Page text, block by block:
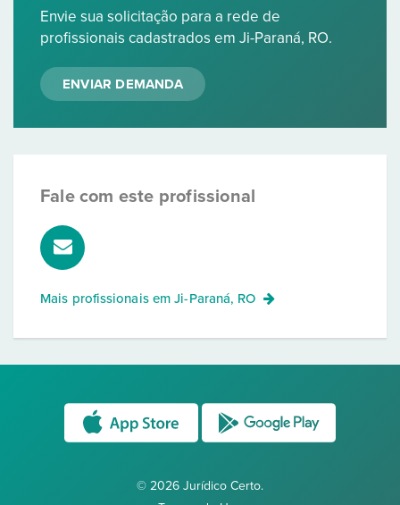
Envie sua solicitação para a rede de
profissionais cadastrados em Ji-Paraná, RO.
ENVIAR DEMANDA
Fale com este profissional
Mais profissionais emJi-Paraná, RO
© 2026 Jurídico Certo.